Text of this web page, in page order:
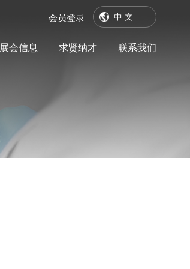
展会信息 求贤纳才 联系我们
会员登录 中 文